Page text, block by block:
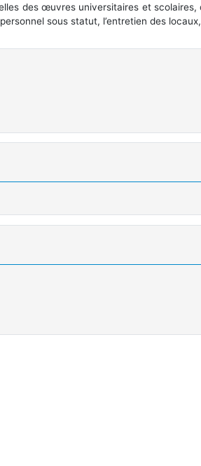
des œuvres universitaires et
sous statut, l’entretien des